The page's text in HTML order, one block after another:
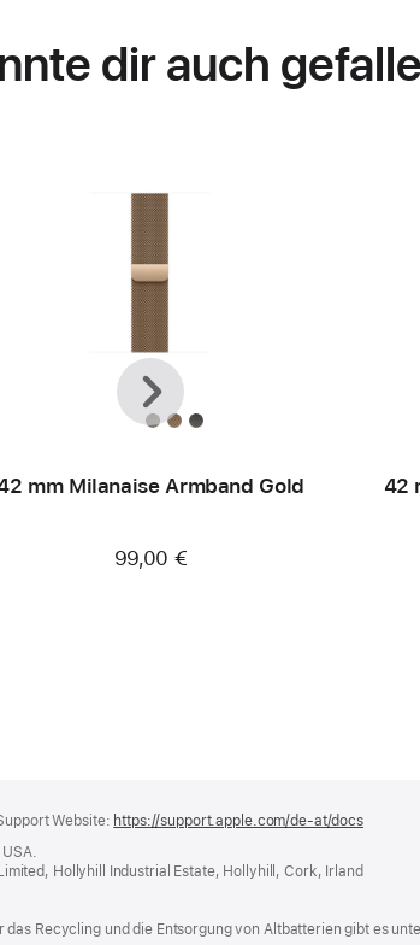
dir auch
mm Milanaise Armband Gold
99,00 €
42
Zurück
Weiter
Website: https://support.apple.com/de-at/docs(öffnet
Fenster)
Hollyhill Industrial Estate, Hollyhill, Cork, Irland
Recycling und die Entsorgung von Altbatterien gibt es